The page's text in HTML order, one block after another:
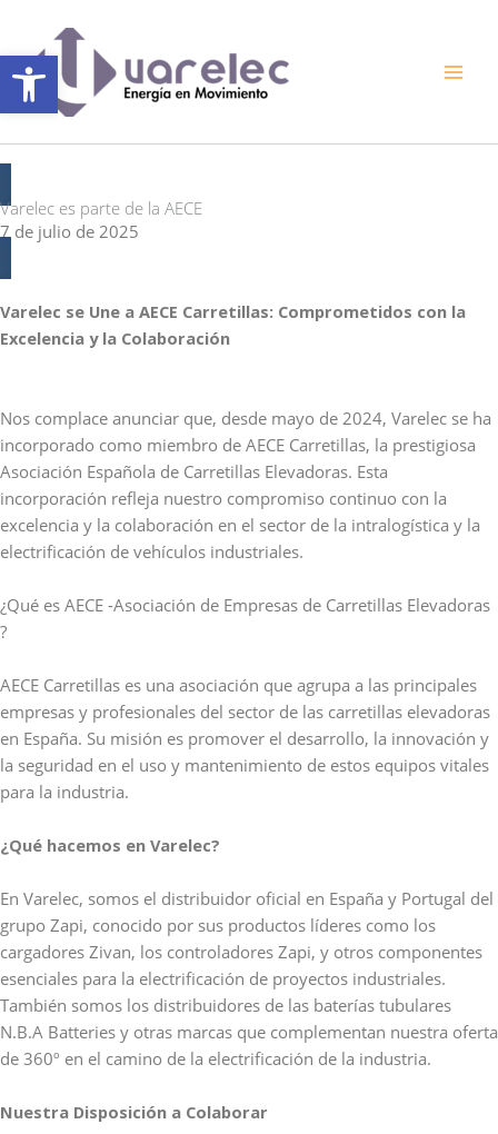
Abrir barra de herramientas
contenido
Varelec es parte de la AECE
7 de julio de 2025
Varelec se Une a AECE Carretillas: Comprometidos con la
Excelencia y la Colaboración
Nos complace anunciar que, desde mayo de 2024, Varelec se ha
incorporado como miembro de AECE Carretillas, la prestigiosa
Asociación Española de Carretillas Elevadoras. Esta
incorporación refleja nuestro compromiso continuo con la
excelencia y la colaboración en el sector de la intralogística y la
electrificación de vehículos industriales.
¿Qué es AECE -Asociación de Empresas de Carretillas Elevadoras
?
AECE Carretillas es una asociación que agrupa a las principales
empresas y profesionales del sector de las carretillas elevadoras
en España. Su misión es promover el desarrollo, la innovación y
la seguridad en el uso y mantenimiento de estos equipos vitales
para la industria.
¿Qué hacemos en Varelec?
En Varelec, somos el distribuidor oficial en España y Portugal del
grupo Zapi, conocido por sus productos líderes como los
cargadores Zivan, los controladores Zapi, y otros componentes
esenciales para la electrificación de proyectos industriales.
También somos los distribuidores de las baterías tubulares
N.B.A Batteries y otras marcas que complementan nuestra oferta
de 360º en el camino de la electrificación de la industria.
Nuestra Disposición a Colaborar